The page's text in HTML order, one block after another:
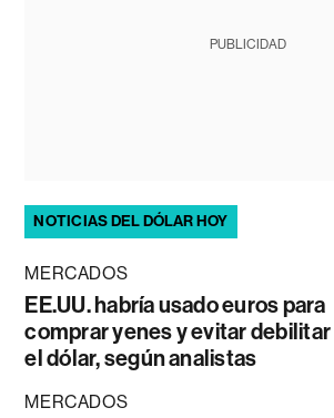
PUBLICIDAD
NOTICIAS DEL DÓLAR HOY
MERCADOS
EE.UU. habría usado euros para
comprar yenes y evitar debilitar
el dólar, según analistas
MERCADOS